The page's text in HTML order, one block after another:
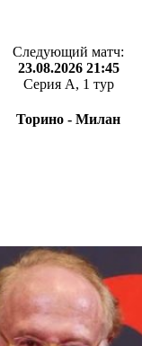
Следующий матч:
23.08.2026 21:45
Серия А, 1 тур
Торино - Милан